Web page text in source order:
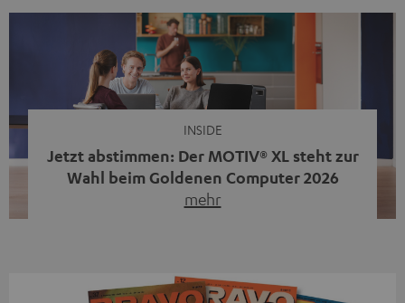
INSIDE
Jetzt abstimmen: Der MOTIV® XL steht zur
Wahl beim Goldenen Computer 2026
mehr
Streaming-System vereint hochwertige HiFi-Technik,